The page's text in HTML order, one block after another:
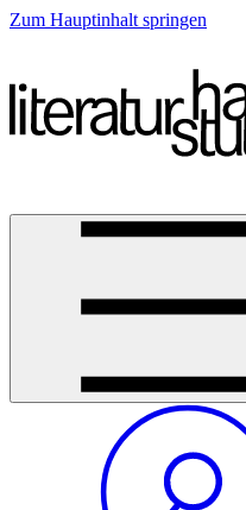
Zum Hauptinhalt springen